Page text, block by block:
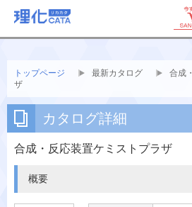
トップページ 最新カタログ
合成
ザ
カタログ詳細
合成・反応装置ケミストプラザ
概要